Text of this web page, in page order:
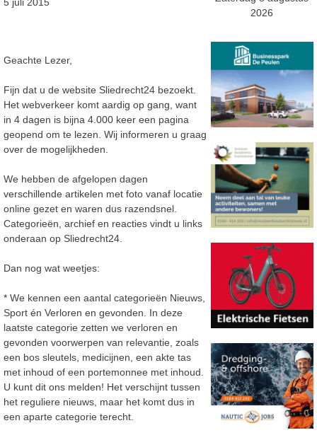
5 juli 2015
Geachte Lezer,
Fijn dat u de website Sliedrecht24 bezoekt.
Het webverkeer komt aardig op gang, want
in 4 dagen is bijna 4.000 keer een pagina
geopend om te lezen. Wij informeren u graag
over de mogelijkheden.
We hebben de afgelopen dagen
verschillende artikelen met foto vanaf locatie
online gezet en waren dus razendsnel.
Categorieën, archief en reacties vindt u links
onderaan op Sliedrecht24.
Dan nog wat weetjes:
* We kennen een aantal categorieën Nieuws,
Sport én Verloren en gevonden. In deze
laatste categorie zetten we verloren en
gevonden voorwerpen van relevantie, zoals
een bos sleutels, medicijnen, een akte tas
met inhoud of een portemonnee met inhoud.
U kunt dit ons melden! Het verschijnt tussen
het reguliere nieuws, maar het komt dus in
een aparte categorie terecht.
2026